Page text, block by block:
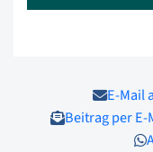
E-Mail
Beitrag per E-